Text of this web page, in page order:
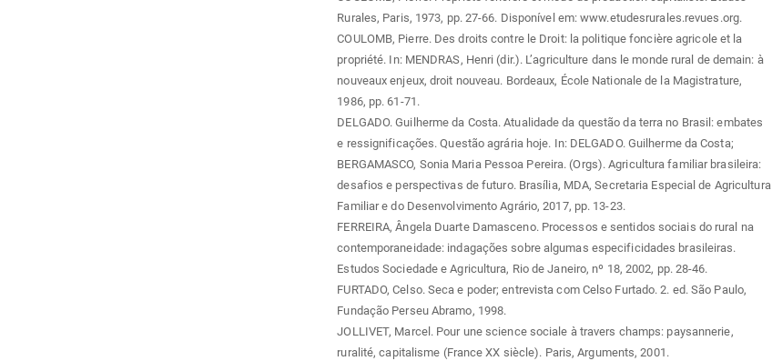
Rurales, Paris, 1973, pp. 27-66. Disponível em: www.etudesrurales.revues.org.
COULOMB, Pierre. Des droits contre le Droit: la politique foncière agricole et la
propriété. In: MENDRAS, Henri (dir.). L’agriculture dans le monde rural de demain: à
nouveaux enjeux, droit nouveau. Bordeaux, École Nationale de la Magistrature,
1986, pp. 61-71.
DELGADO. Guilherme da Costa. Atualidade da questão da terra no Brasil: embates
e ressignificações. Questão agrária hoje. In: DELGADO. Guilherme da Costa;
BERGAMASCO, Sonia Maria Pessoa Pereira. (Orgs). Agricultura familiar brasileira:
desafios e perspectivas de futuro. Brasília, MDA, Secretaria Especial de Agricultura
Familiar e do Desenvolvimento Agrário, 2017, pp. 13-23.
FERREIRA, Ângela Duarte Damasceno. Processos e sentidos sociais do rural na
contemporaneidade: indagações sobre algumas especificidades brasileiras.
Estudos Sociedade e Agricultura, Rio de Janeiro, nº 18, 2002, pp. 28-46.
FURTADO, Celso. Seca e poder; entrevista com Celso Furtado. 2. ed. São Paulo,
Fundação Perseu Abramo, 1998.
JOLLIVET, Marcel. Pour une science sociale à travers champs: paysannerie,
ruralité, capitalisme (France XX siècle). Paris, Arguments, 2001.